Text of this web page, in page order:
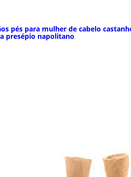
pés para mulher de cabelo
presépio napolitano